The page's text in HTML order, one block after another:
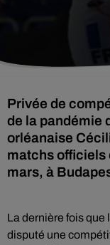
Privée de
de la pandémie
orléanaise
matchs officiels
mars, à
La dernière fois que
disputé une